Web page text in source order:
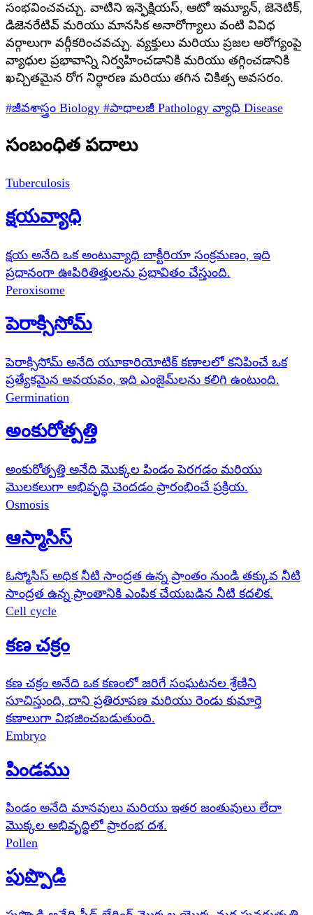
సంభవించవచ్చు. వాటిని ఇన్ఫెక్షియస్, ఆటో ఇమ్యూన్, జెనెటిక్,
డిజెనరేటివ్ మరియు మానసిక అనారోగ్యాలు వంటి వివిధ
వర్గాలుగా వర్గీకరించవచ్చు. వ్యక్తులు మరియు ప్రజల ఆరోగ్యంపై
వ్యాధుల ప్రభావాన్ని నిర్వహించడానికి మరియు తగ్గించడానికి
ఖచ్చితమైన రోగ నిర్ధారణ మరియు తగిన చికిత్స అవసరం.
#జీవశాస్త్రం Biology #పాథాలజీ Pathology వ్యాధి Disease
సంబంధిత పదాలు
Tuberculosis
క్షయవ్యాధి
క్షయ అనేది ఒక అంటువ్యాధి బాక్టీరియా సంక్రమణం, ఇది
ప్రధానంగా ఊపిరితిత్తులను ప్రభావితం చేస్తుంది.
Peroxisome
పెరాక్సిసోమ్
పెరాక్సిసోమ్ అనేది యూకారియోటిక్ కణాలలో కనిపించే ఒక
ప్రత్యేకమైన అవయవం, ఇది ఎంజైమ్‌లను కలిగి ఉంటుంది.
Germination
అంకురోత్పత్తి
అంకురోత్పత్తి అనేది మొక్కల పిండం పెరగడం మరియు
మొలకలుగా అభివృద్ధి చెందడం ప్రారంభించే ప్రక్రియ.
Osmosis
ఆస్మాసిస్
ఓస్మోసిస్ అధిక నీటి సాంద్రత ఉన్న ప్రాంతం నుండి తక్కువ నీటి
సాంద్రత ఉన్న ప్రాంతానికి ఎంపిక చేయబడిన నీటి కదలిక.
Cell cycle
కణ చక్రం
కణ చక్రం అనేది ఒక కణంలో జరిగే సంఘటనల శ్రేణిని
సూచిస్తుంది, దాని ప్రతిరూపణ మరియు రెండు కుమార్తె
కణాలుగా విభజించబడుతుంది.
Embryo
పిండము
పిండం అనేది మానవులు మరియు ఇతర జంతువులు లేదా
మొక్కల అభివృద్ధిలో ప్రారంభ దశ.
Pollen
పుప్పొడి